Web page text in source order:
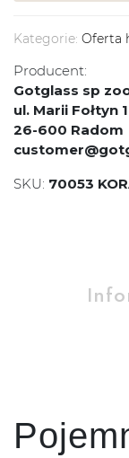
Kategorie: Oferta
Producent:
Gotglass sp
ul. Marii Fołtyn
26-600 Radom
SKU: 70053